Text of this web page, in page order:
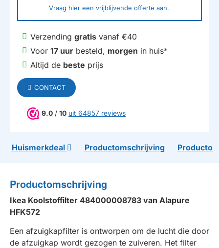
Vraag hier een vrijblijvende offerte aan.
Verzending gratis vanaf €40
Voor 17 uur besteld, morgen in huis*
Altijd de beste prijs
CONTACT
9.0 / 10 uit 64857 reviews
Huismerkdeal Productomschrijving
Productomschrijving
Ikea Koolstoffilter 484000008783 van Alapure
HFK572
Een afzuigkapfilter is ontworpen om de lucht die door
de afzuigkap wordt gezogen te zuiveren. Het filter